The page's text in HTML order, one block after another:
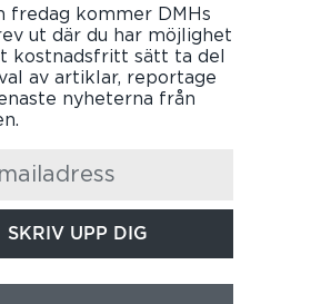
fredag kommer DMHs
ut där du har möjlighet
kostnadsfritt sätt ta del
av artiklar, reportage
nyheterna från
SKRIV UPP DIG